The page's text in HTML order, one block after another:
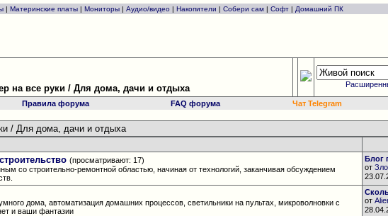
| Материнские платы | Мониторы | Аудио/видео | Накопители | Собери сам | Софт | Домашний ПК
на все руки / Для дома, дачи и отдыха
Правила форума FAQ форума Чат Telegram
/ Для дома, дачи и отдыха
(просматривают: 17)
со строительно-ремонтной областью, начиная от технологий, заканчивая обсуждением
Блог
от
дома, автоматизация домашних процессов, светильники на пультах, микроволновки с
и ваши фантазии
от